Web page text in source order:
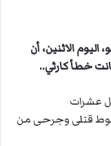
اليوم الاثنين، أن
خطأ كارثي..
عشرات
قتلى وجرحى من